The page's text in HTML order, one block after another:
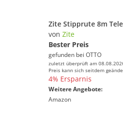
von Zite
Bester Preis
gefunden bei OTTO
zuletzt überprüft am
Preis kann sich seitdem
4% Ersparnis
Weitere Angebote:
Amazon